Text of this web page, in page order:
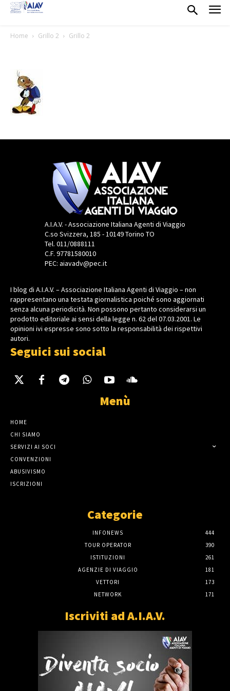
Home Grillo 2 Grillo 2
A.I.A.V. - Associazione Italiana Agenti di Viaggio
C.so Svizzera, 185 - 10149 Torino TO
Tel. 011/0888111
C.F. 97781580010
PEC: aiavadv@pec.it
I blog di A.I.A.V. – Associazione Italiana Agenti di Viaggio – non
rappresentano una testata giornalistica poiché sono aggiornati
senza alcuna periodicità. Non possono pertanto considerarsi un
prodotto editoriale ai sensi della legge n. 62 del 07.03.2001. Le
opinioni ivi espresse sono sotto la responsabilità dei rispettivi
autori.
Seguici sui social
Menù
HOME
CHI SIAMO
SERVIZI AI SOCI
CONVENZIONI
ABUSIVISMO
ISCRIZIONI
Categorie
INFONEWS
444
TOUR OPERATOR
390
ISTITUZIONI
261
AGENZIE DI VIAGGIO
181
VETTORI
173
NETWORK
171
Iscriviti ad A.I.A.V.